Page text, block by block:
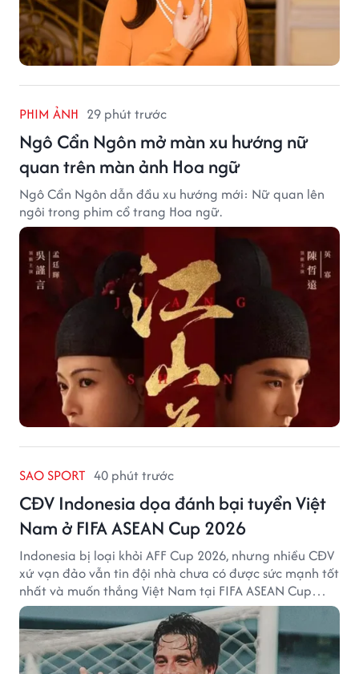
PHIM ẢNH 29 phút trước
Ngô Cẩn Ngôn mở màn xu hướng nữ
quan trên màn ảnh Hoa ngữ
Ngô Cẩn Ngôn dẫn đầu xu hướng mới: Nữ quan lên
ngôi trong phim cổ trang Hoa ngữ.
SAO SPORT 40 phút trước
CĐV Indonesia dọa đánh bại tuyển Việt
Nam ở FIFA ASEAN Cup 2026
Indonesia bị loại khỏi AFF Cup 2026, nhưng nhiều CĐV
xứ vạn đảo vẫn tin đội nhà chưa có được sức mạnh tốt
nhất và muốn thắng Việt Nam tại FIFA ASEAN Cup
2026.